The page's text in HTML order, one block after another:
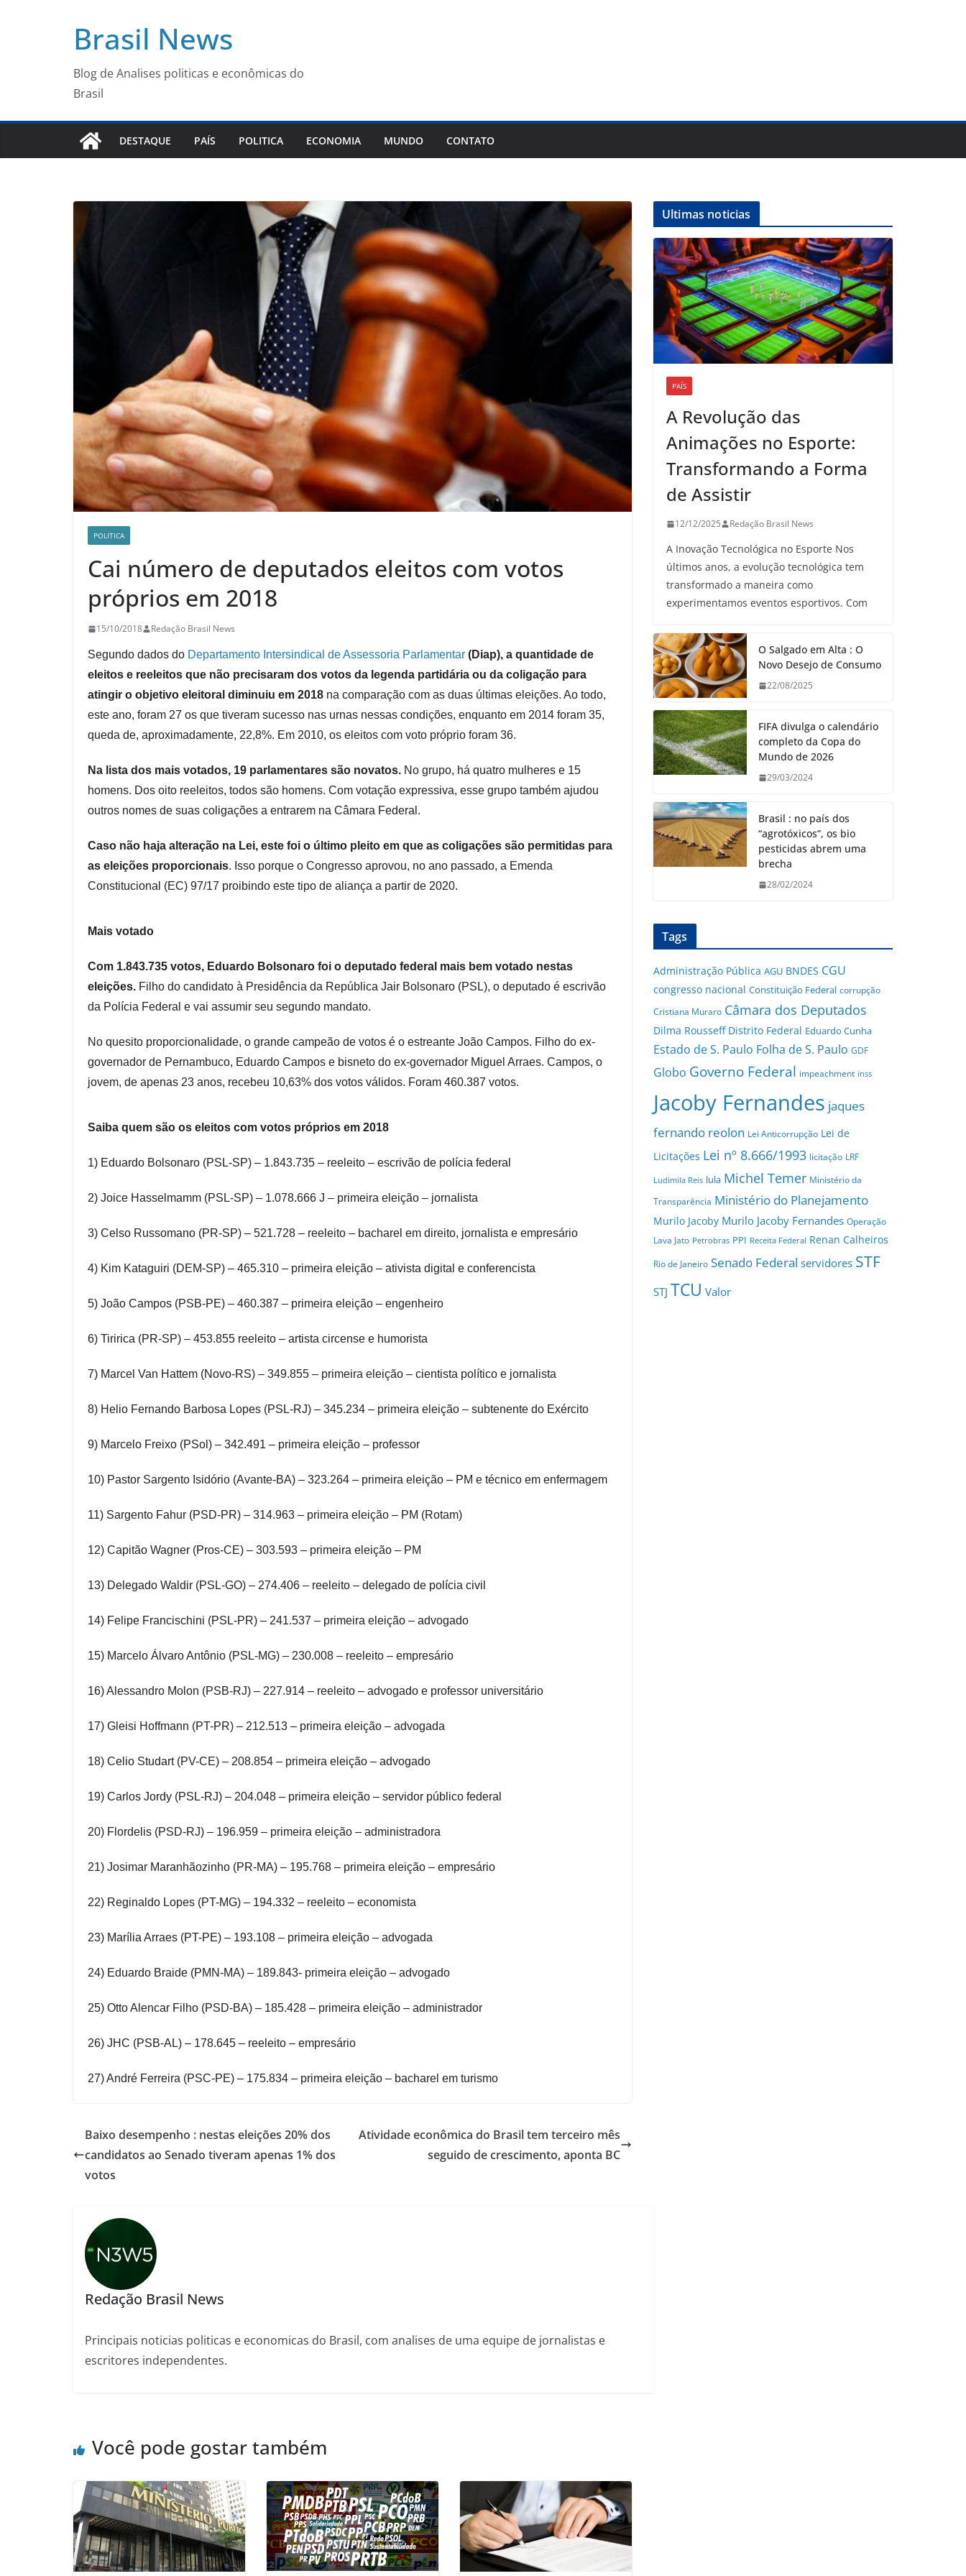
Brasil News
Blog de Analises politicas e econômicas do
Brasil
DESTAQUE PAÍS POLITICA ECONOMIA MUNDO CONTATO
POLITICA
Cai número de deputados eleitos com votos
próprios em 2018
15/10/2018 Redação Brasil News
Segundo dados do Departamento Intersindical de Assessoria Parlamentar (Diap), a quantidade de
eleitos e reeleitos que não precisaram dos votos da legenda partidária ou da coligação para
atingir o objetivo eleitoral diminuiu em 2018 na comparação com as duas últimas eleições. Ao todo,
este ano, foram 27 os que tiveram sucesso nas urnas nessas condições, enquanto em 2014 foram 35,
queda de, aproximadamente, 22,8%. Em 2010, os eleitos com voto próprio foram 36.
Na lista dos mais votados, 19 parlamentares são novatos. No grupo, há quatro mulheres e 15
homens. Dos oito reeleitos, todos são homens. Com votação expressiva, esse grupo também ajudou
outros nomes de suas coligações a entrarem na Câmara Federal.
Caso não haja alteração na Lei, este foi o último pleito em que as coligações são permitidas para
as eleições proporcionais. Isso porque o Congresso aprovou, no ano passado, a Emenda
Constitucional (EC) 97/17 proibindo este tipo de aliança a partir de 2020.
Mais votado
Com 1.843.735 votos, Eduardo Bolsonaro foi o deputado federal mais bem votado nestas
eleições. Filho do candidato à Presidência da República Jair Bolsonaro (PSL), o deputado é escrivão
da Polícia Federal e vai assumir seu segundo mandato.
No quesito proporcionalidade, o grande campeão de votos é o estreante João Campos. Filho do ex-
governador de Pernambuco, Eduardo Campos e bisneto do ex-governador Miguel Arraes. Campos, o
jovem, de apenas 23 anos, recebeu 10,63% dos votos válidos. Foram 460.387 votos.
Saiba quem são os eleitos com votos próprios em 2018
1) Eduardo Bolsonaro (PSL-SP) – 1.843.735 – reeleito – escrivão de polícia federal
2) Joice Hasselmamm (PSL-SP) – 1.078.666 J – primeira eleição – jornalista
3) Celso Russomano (PR-SP) – 521.728 – reeleito – bacharel em direito, jornalista e empresário
4) Kim Kataguiri (DEM-SP) – 465.310 – primeira eleição – ativista digital e conferencista
5) João Campos (PSB-PE) – 460.387 – primeira eleição – engenheiro
6) Tiririca (PR-SP) – 453.855 reeleito – artista circense e humorista
7) Marcel Van Hattem (Novo-RS) – 349.855 – primeira eleição – cientista político e jornalista
8) Helio Fernando Barbosa Lopes (PSL-RJ) – 345.234 – primeira eleição – subtenente do Exército
9) Marcelo Freixo (PSol) – 342.491 – primeira eleição – professor
10) Pastor Sargento Isidório (Avante-BA) – 323.264 – primeira eleição – PM e técnico em enfermagem
11) Sargento Fahur (PSD-PR) – 314.963 – primeira eleição – PM (Rotam)
12) Capitão Wagner (Pros-CE) – 303.593 – primeira eleição – PM
13) Delegado Waldir (PSL-GO) – 274.406 – reeleito – delegado de polícia civil
14) Felipe Francischini (PSL-PR) – 241.537 – primeira eleição – advogado
15) Marcelo Álvaro Antônio (PSL-MG) – 230.008 – reeleito – empresário
16) Alessandro Molon (PSB-RJ) – 227.914 – reeleito – advogado e professor universitário
17) Gleisi Hoffmann (PT-PR) – 212.513 – primeira eleição – advogada
18) Celio Studart (PV-CE) – 208.854 – primeira eleição – advogado
19) Carlos Jordy (PSL-RJ) – 204.048 – primeira eleição – servidor público federal
20) Flordelis (PSD-RJ) – 196.959 – primeira eleição – administradora
21) Josimar Maranhãozinho (PR-MA) – 195.768 – primeira eleição – empresário
22) Reginaldo Lopes (PT-MG) – 194.332 – reeleito – economista
23) Marília Arraes (PT-PE) – 193.108 – primeira eleição – advogada
24) Eduardo Braide (PMN-MA) – 189.843- primeira eleição – advogado
25) Otto Alencar Filho (PSD-BA) – 185.428 – primeira eleição – administrador
26) JHC (PSB-AL) – 178.645 – reeleito – empresário
27) André Ferreira (PSC-PE) – 175.834 – primeira eleição – bacharel em turismo
Baixo desempenho : nestas eleições 20% dos
candidatos ao Senado tiveram apenas 1% dos
votos
Atividade econômica do Brasil tem terceiro mês
seguido de crescimento, aponta BC
Redação Brasil News
Principais noticias politicas e economicas do Brasil, com analises de uma equipe de jornalistas e
escritores independentes.
Você pode gostar também
Ultimas noticias
PAÍS
A Revolução das
Animações no Esporte:
Transformando a Forma
de Assistir
12/12/2025 Redação Brasil News
A Inovação Tecnológica no Esporte Nos
últimos anos, a evolução tecnológica tem
transformado a maneira como
experimentamos eventos esportivos. Com
O Salgado em Alta : O
Novo Desejo de Consumo
22/08/2025
FIFA divulga o calendário
completo da Copa do
Mundo de 2026
29/03/2024
Brasil : no país dos
“agrotóxicos”, os bio
pesticidas abrem uma
brecha
28/02/2024
Tags
Administração Pública AGU BNDES CGU
congresso nacional Constituição Federal corrupção
Cristiana Muraro Câmara dos Deputados
Dilma Rousseff Distrito Federal Eduardo Cunha
Estado de S. Paulo Folha de S. Paulo GDF
Globo Governo Federal impeachment inss
Jacoby Fernandes jaques
fernando reolon Lei Anticorrupção Lei de
Licitações Lei nº 8.666/1993 licitação LRF
Ludimila Reis lula Michel Temer Ministério da
Transparência Ministério do Planejamento
Murilo Jacoby Murilo Jacoby Fernandes Operação
Lava Jato Petrobras PPI Receita Federal Renan Calheiros
Rio de Janeiro Senado Federal servidores STF
STJ TCU Valor